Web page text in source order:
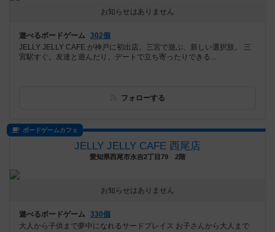
お知らせはありません
遊べるボードゲーム 302個
JELLY JELLY CAFE が神戸に初出店。三宮で遊ぶ、新しい選択肢。 三
宮駅すぐ。友達と遊んだり、デートで立ち寄ったりできる...
フォローする
ボードゲームカフェ
JELLY JELLY CAFE 西尾店
愛知県西尾市永吉2丁目79 2階
お知らせはありません
遊べるボードゲーム 330個
大人から子供まで夢中になれるサードプレイス お子さんから大人まで